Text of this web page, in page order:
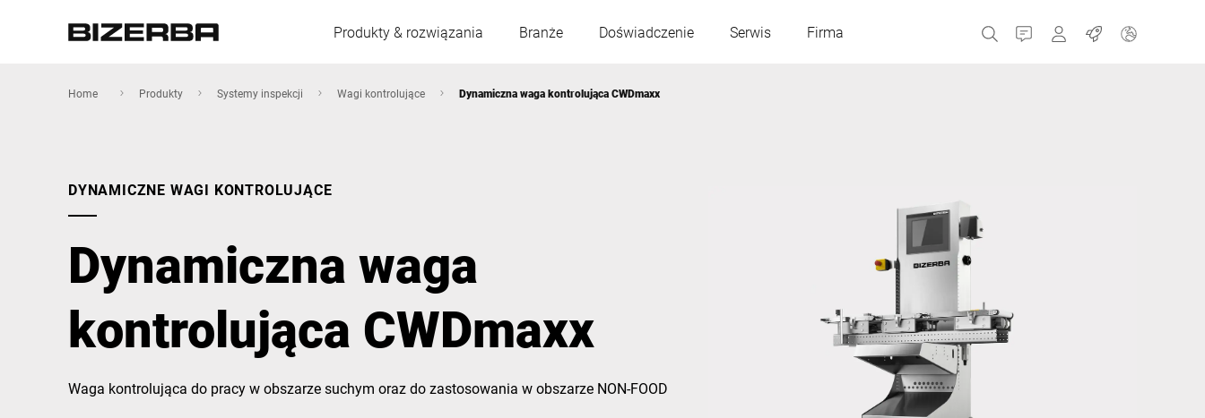
Produkty & rozwiązania Branże Doświadczenie Serwis Firma Kontakt MyBizerba
Praca
Węgry
Polska Rosja
Ameryka
Azja
Australia
Home Produkty Systemy inspekcji Wagi kontrolujące Dynamiczna waga kontrolująca CWDmaxx
DYNAMICZNE WAGI KONTROLUJĄCE
Dynamiczna waga
kontrolująca CWDmaxx
Waga kontrolująca do pracy w obszarze suchym oraz do zastosowania w obszarze NON-FOOD